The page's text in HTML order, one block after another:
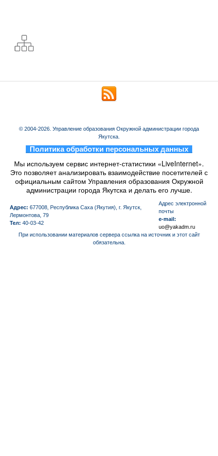
© 2004-2026. Управление образования Окружной администрации города
Якутска.
Политика обработки персональных данных
Мы используем сервис интернет-статистики «LiveInternet».
Это позволяет анализировать взаимодействие посетителей с
официальным сайтом Управления образования Окружной
администрации города Якутска и делать его лучше.
Адрес: 677008, Республика Саха (Якутия), г. Якутск,
Лермонтова, 79
Тел: 40-03-42
Aдрес электронной
почты
e-mail:
uo@yakadm.ru
При использовании материалов сервера ссылка на источник и этот сайт
обязательна.